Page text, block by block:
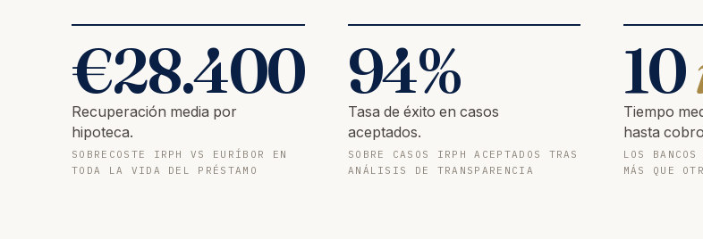
€28.400
Recuperación media por
hipoteca.
SOBRECOSTE IRPH VS EURÍBOR EN
TODA LA VIDA DEL PRÉSTAMO
94%
Tasa de éxito en casos
aceptados.
SOBRE CASOS IRPH ACEPTADOS TRAS
ANÁLISIS DE TRANSPARENCIA
10
Tiempo
hasta
LOS
MÁS QUE